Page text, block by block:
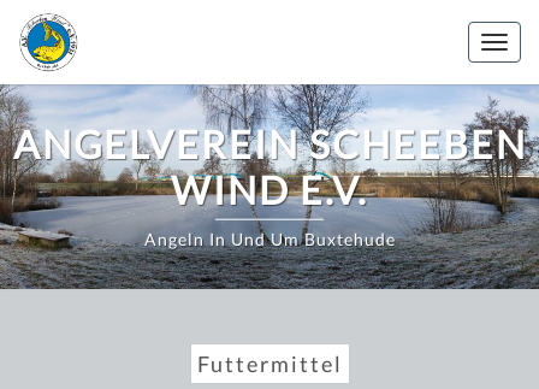
Zum
Inhalt
springen
ANGELVEREIN SCHEEBEN
WIND E.V.
Angeln In Und Um Buxtehude
Futtermittel